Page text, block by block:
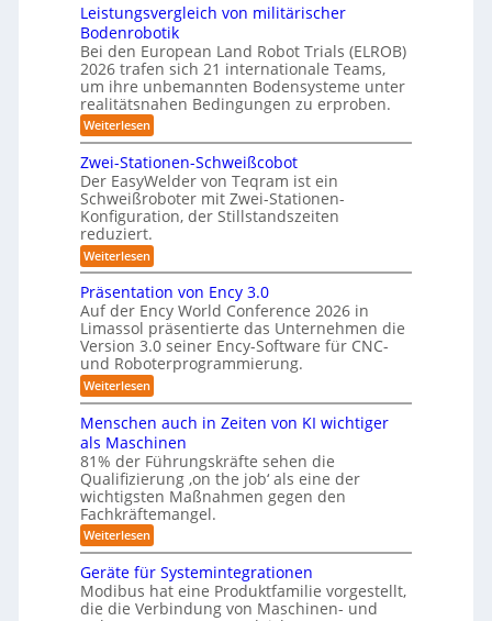
r
6m
3
D
-
S
t
e
r
e
o
-
K
a
m
r
a
s
y
s
t
e
m
f
ü
r
R
o
b
o
t
u
t
t
l
e
-
S
y
s
t
m
f
ü
r
R
e
i
n
ä
u
m
e
b
i
I
S
Leistungsvergleich von militärischer
Bodenrobotik
Bei den European Land Robot Trials (ELROB)
2026 trafen sich 21 internationale Teams,
um ihre unbemannten Bodensysteme unter
realitätsnahen Bedingungen zu erproben.
Weiterlesen:
L
e
i
s
t
u
g
s
v
e
r
g
l
e
i
c
h
v
o
n
m
i
l
i
t
ä
r
i
s
c
h
Zwei-Stationen-Schweißcobot
Der EasyWelder von Teqram ist ein
Schweißroboter mit Zwei-Stationen-
Konfiguration, der Stillstandszeiten
reduziert.
Weiterlesen:
Z
w
e
i
-
S
t
a
t
i
o
n
e
n
-
S
c
h
w
i
ß
c
Präsentation von Ency 3.0
Auf der Ency World Conference 2026 in
Limassol präsentierte das Unternehmen die
Version 3.0 seiner Ency-Software für CNC-
und Roboterprogrammierung.
Weiterlesen:
P
ä
s
e
n
t
a
t
i
o
n
v
o
n
Menschen auch in Zeiten von KI wichtiger
als Maschinen
81% der Führungskräfte sehen die
Qualifizierung ‚on the job‘ als eine der
wichtigsten Maßnahmen gegen den
Fachkräftemangel.
Weiterlesen:
M
n
s
c
Geräte für Systemintegrationen
Modibus hat eine Produktfamilie vorgestellt,
die die Verbindung von Maschinen- und